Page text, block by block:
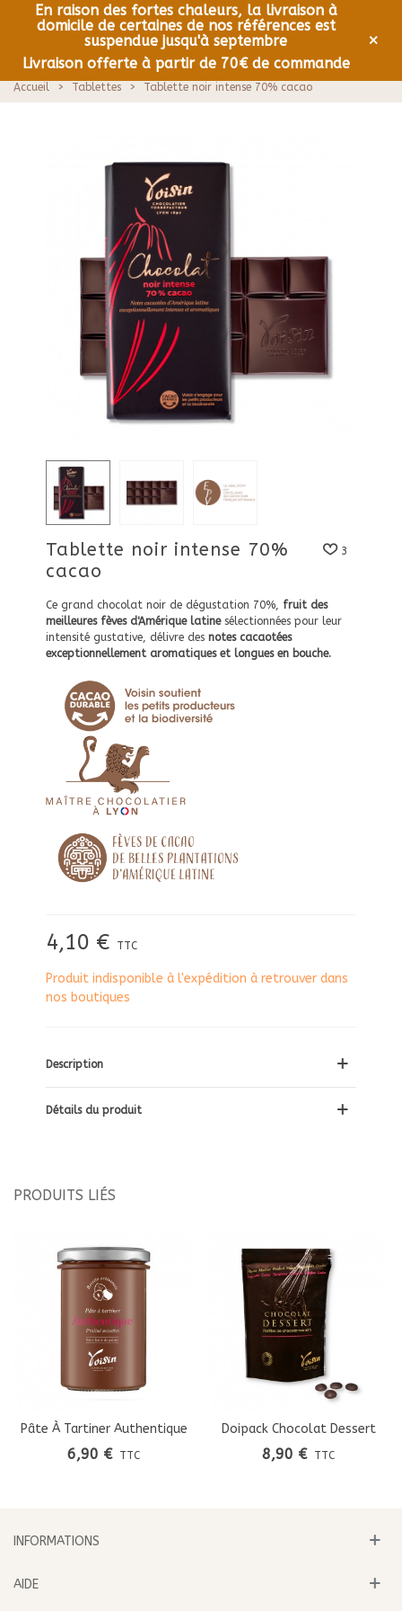
Menu 0
Accueil > Tablettes > Tablette noir intense 70% cacao
Tablette noir intense 70%
cacao
3
Ce grand chocolat noir de dégustation 70%, fruit des
meilleures fèves d'Amérique latinesélectionnées pour leur
intensité gustative, délivre des notes cacaotées
exceptionnellement aromatiques et longues en bouche.
4,10 € TTC
Produit indisponible à l'expédition à retrouver dans
nos boutiques
Description
Détails du produit
PRODUITS LIÉS
Pâte À Tartiner Authentique
6,90 € TTC
Doipack Chocolat Dessert
8,90 € TTC
INFORMATIONS
AIDE
En raison des fortes chaleurs, la livraison à
domicile de certaines de nos références est
suspendue jusqu'à septembre
Livraison offerte à partir de 70€ de commande
×